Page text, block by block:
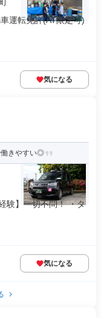
運転免許(AT限定可)
気になる
働きやすい◎
験】一切不問！ ・タ
気になる